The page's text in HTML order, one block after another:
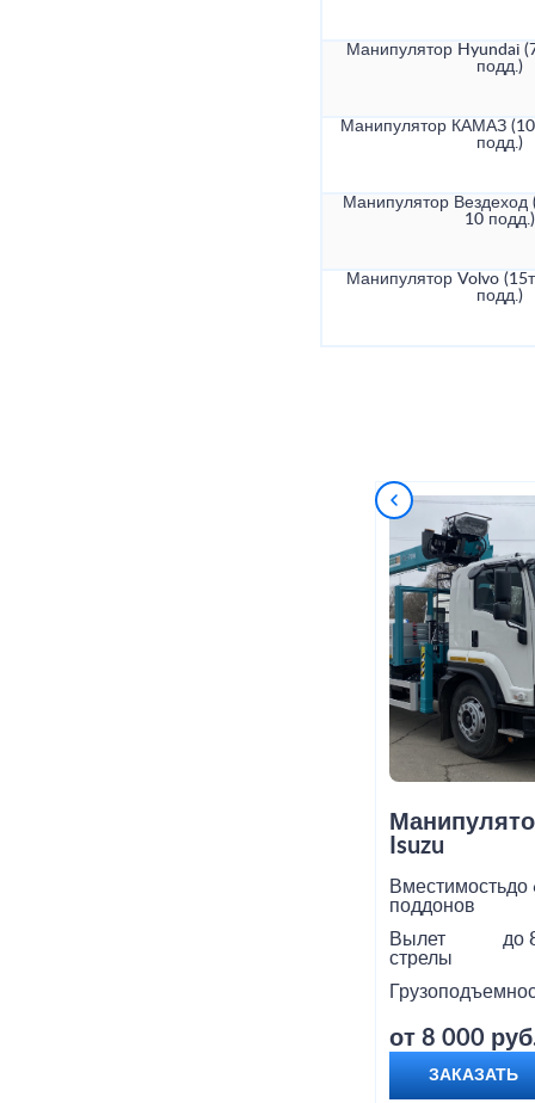
Манипулятор Hyundai
подд.)
Манипулятор КАМАЗ
подд.)
Манипулятор Вездеход
10 подд.)
Манипулятор Volvo
подд.)
Isuzu
Вместимость
поддонов
до
Вылет
стрелы
до
от 8 000
ЗАКАЗАТЬ